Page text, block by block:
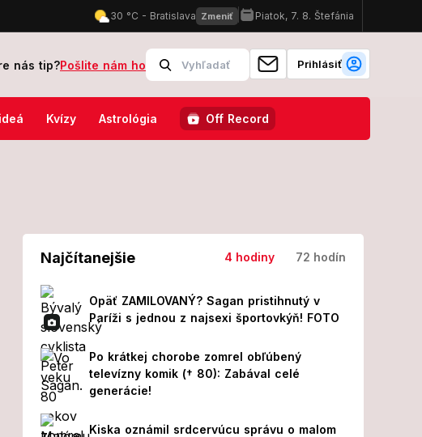
Tieto telenovely kedysi sledovalo celé Slovensko: Spoznáte ich podľa postáv a
nás tip?Pošlite nám ho Prihlásiť
Kvízy Astrológia Off Record
Najčítanejšie 4 hodiny 72 hodín
Opäť ZAMILOVANÝ? Sagan pristihnutý v
Paríži s jednou z najsexi športovkýň! FOTO
Po krátkej chorobe zomrel obľúbený
televízny komik († 80): Zabával celé
generácie!
Kiska oznámil srdcervúcu správu o malom